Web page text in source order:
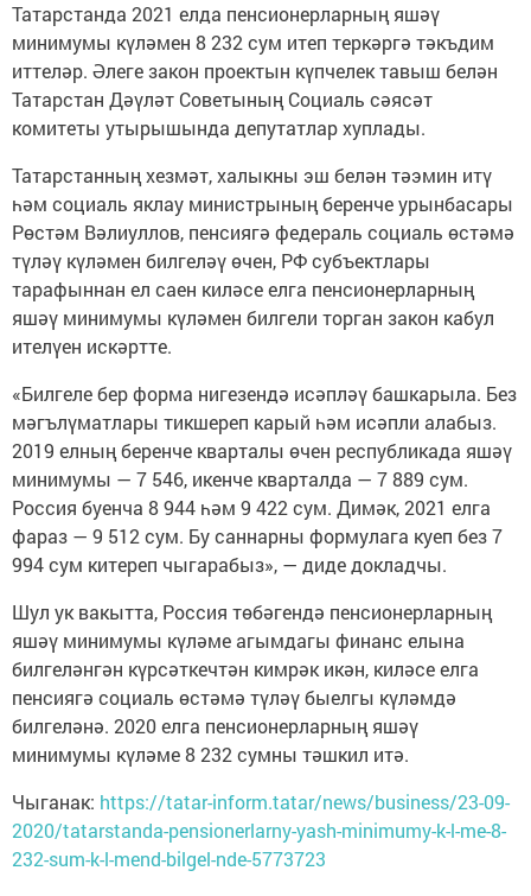
Татарстанда 2021 елда пенсионерларның яшәү
минимумы күләмен 8 232 сум итеп теркәргә тәкъдим
иттеләр. Әлеге закон проектын күпчелек тавыш белән
Татарстан Дәүләт Советының Социаль сәясәт
комитеты утырышында депутатлар хуплады.
Татарстанның хезмәт, халыкны эш белән тәэмин итү
һәм социаль яклау министрының беренче урынбасары
Рөстәм Вәлиуллов, пенсиягә федераль социаль өстәмә
түләү күләмен билгеләү өчен, РФ субъектлары
тарафыннан ел саен киләсе елга пенсионерларның
яшәү минимумы күләмен билгели торган закон кабул
ителүен искәртте.
«Билгеле бер форма нигезендә исәпләү башкарыла. Без
мәгълүматлары тикшереп карый һәм исәпли алабыз.
2019 елның беренче кварталы өчен республикада яшәү
минимумы — 7 546, икенче кварталда — 7 889 сум.
Россия буенча 8 944 һәм 9 422 сум. Димәк, 2021 елга
фараз — 9 512 сум. Бу саннарны формулага куеп без 7
994 сум китереп чыгарабыз», — диде докладчы.
Шул ук вакытта, Россия төбәгендә пенсионерларның
яшәү минимумы күләме агымдагы финанс елына
билгеләнгән күрсәткечтән кимрәк икән, киләсе елга
пенсиягә социаль өстәмә түләү быелгы күләмдә
билгеләнә. 2020 елга пенсионерларның яшәү
минимумы күләме 8 232 сумны тәшкил итә.
Чыганак: https://tatar-inform.tatar/news/business/23-09-
2020/tatarstanda-pensionerlarny-yash-minimumy-k-l-me-8-
232-sum-k-l-mend-bilgel-nde-5773723